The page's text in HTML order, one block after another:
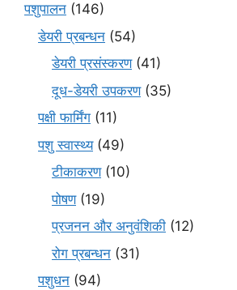
पशुपालन (146)
डेयरी प्रबन्धन (54)
डेयरी प्रसंस्करण(41)
दूध-डेयरी उपकरण(35)
पक्षी फार्मिंग (11)
पशु स्वास्थ्य(49)
टीकाकरण(10)
पोषण(19)
प्रजनन और अनुवंशिकी (12)
रोग प्रबन्धन (31)
पशुधन (94)